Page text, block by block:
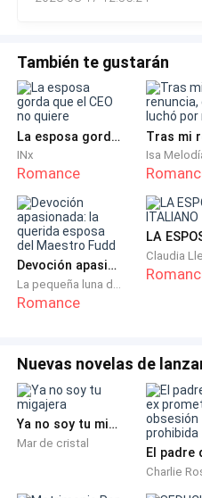
—¿Que te sucedió—me
sorprendido.
También te gustarán
La esposa gorda que el CEO no quiere
INx
Romance
Isa
Devoción apasionada: la querida esposa del Maestro Fudd
Romance
Claudia
Nuevas novelas de
Ya no soy tu migajera
Mar de cristal
Charlie